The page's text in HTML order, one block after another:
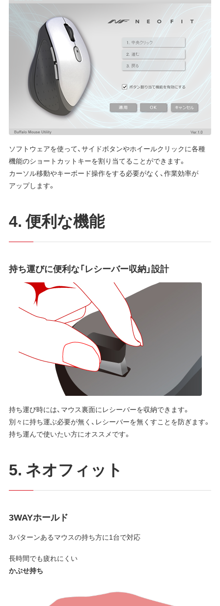
ソフトウェアを使って、サイドボタンやホイールクリックに各種
機能のショートカットキーを割り当てることができます。
カーソル移動やキーボード操作をする必要がなく、作業効率が
アップします。
4. 便利な機能
持ち運びに便利な「レシーバー収納」設計
持ち運び時には、マウス裏面にレシーバーを収納できます。
別々に持ち運ぶ必要が無く、レシーバーを無くすことを防ぎます。
持ち運んで使いたい方にオススメです。
5. ネオフィット
3WAYホールド
3パターンあるマウスの持ち方に1台で対応
長時間でも疲れにくい
かぶせ持ち